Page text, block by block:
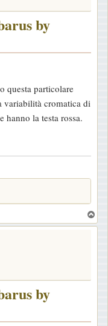
by
questa particolare
variabilità cromatica di
hanno la testa rossa.
o
by